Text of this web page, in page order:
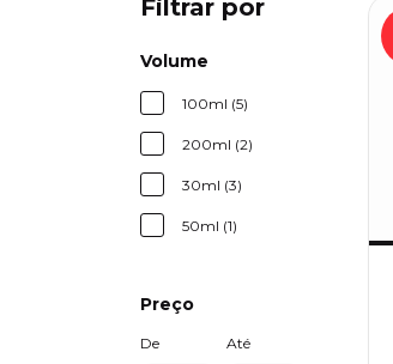
Filtrar por
Volume
100ml (5)
200ml (2)
30ml (3)
50ml (1)
Preço
De Até